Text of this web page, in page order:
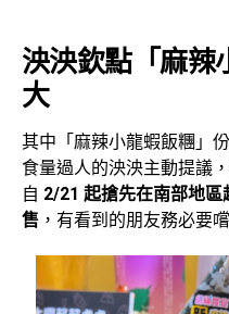
泱泱欽點「麻辣
大
其中「麻辣小龍蝦飯糰」
食量過人的泱泱主動提議
自 2/21 起搶先在南部地
售 ，有看到的朋友務必要